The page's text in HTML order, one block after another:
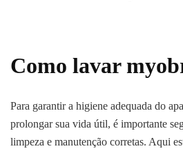
Como lavar
Para garantir a higiene adequada do
prolongar sua vida útil, é importante
limpeza e manutenção corretas. Aqui